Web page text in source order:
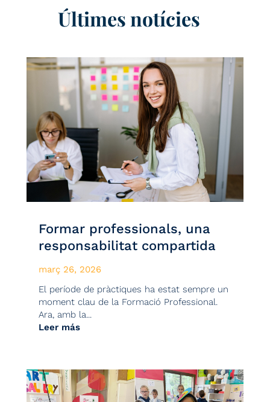
Últimes notícies
Formar professionals, una
responsabilitat compartida
març 26, 2026
El període de pràctiques ha estat sempre un
moment clau de la Formació Professional.
Ara, amb la...
Leer más